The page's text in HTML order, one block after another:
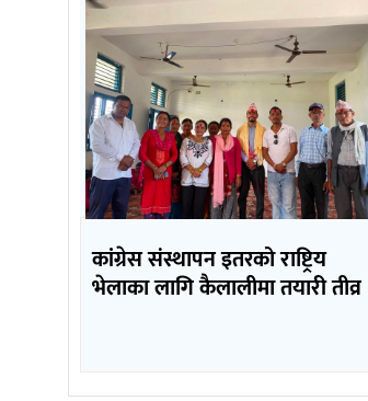
कांग्रेस संस्थापन इतरको राष्ट्रिय
भेलाका लागि कैलालीमा तयारी तीव्र